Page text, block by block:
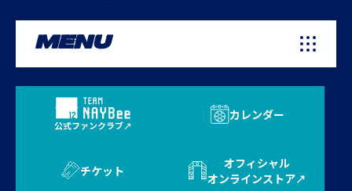
MENU
公式ファンクラブ
カレンダー
チケット
オフィシャル
オンラインストア